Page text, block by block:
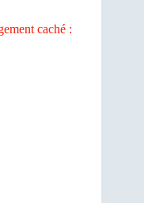
caché :